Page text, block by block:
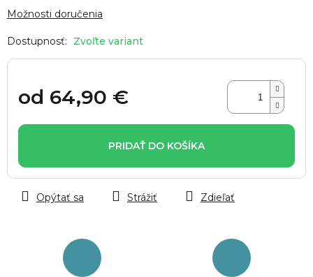
Zvoľte variant
Možnosti doručenia
od 64,90 €
cena:
PRIDAŤ DO KOŠÍKA
Opýtať sa Strážiť Zdieľať